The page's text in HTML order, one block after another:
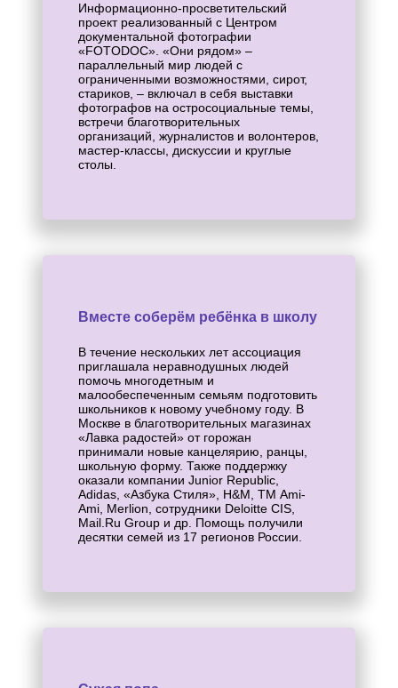
Информационно-просветительский
проект реализованный с Центром
документальной фотографии
«FOTODOC». «Они рядом» –
параллельный мир людей с
ограниченными возможностями, сирот,
стариков, – включал в себя выставки
фотографов на остросоциальные темы,
встречи благотворительных
организаций, журналистов и волонтеров,
мастер-классы, дискуссии и круглые
столы.
Вместе соберём ребёнка в школу
В течение нескольких лет ассоциация
приглашала неравнодушных людей
помочь многодетным и
малообеспеченным семьям подготовить
школьников к новому учебному году. В
Москве в благотворительных магазинах
«Лавка радостей» от горожан
принимали новые канцелярию, ранцы,
школьную форму. Также поддержку
оказали компании Junior Republic,
Adidas, «Азбука Стиля», H&M, ТМ Ami-
Ami, Merlion, сотрудники Deloitte CIS,
Mail.Ru Group и др. Помощь получили
десятки семей из 17 регионов России.